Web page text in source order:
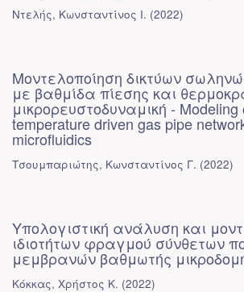
Ντελής, Κωνσταντίνος Ι. (2022)
Μοντελοποίηση δικτύων
με βαθμίδα πίεσης και
μικρορευστοδυναμική - Modeling
temperature driven gas pipe
microfluidics
Τσουμπαριώτης, Κωνσταντίνος Γ. (2022)
Υπολογιστική ανάλυση και
ιδιοτήτων φραγμού σύνθετων
μεμβρανών βαθμωτής
Κόκκας, Χρήστος Κ. (2022)